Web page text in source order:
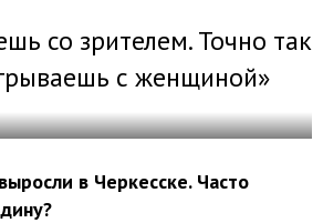
со зрителем. Точно так
с женщиной»
в Черкесске. Часто